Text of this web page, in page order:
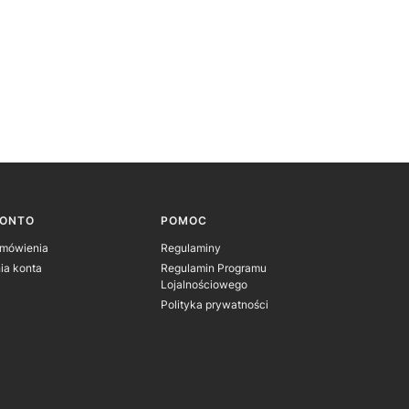
konta
POMOC
Regulaminy
Regulamin Programu
Lojalnościowego
Polityka prywatności